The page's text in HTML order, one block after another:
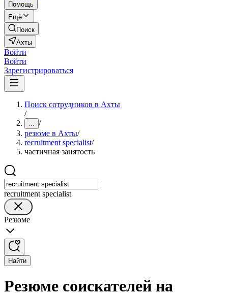
Помощь
Ещё
Поиск
Ахты
Войти
Войти
Зарегистрироваться
Поиск сотрудников в Ахты
/
... /
резюме в Ахты/
recruitment specialist/
частичная занятость
recruitment specialist
Резюме
Найти
Резюме соискателей на